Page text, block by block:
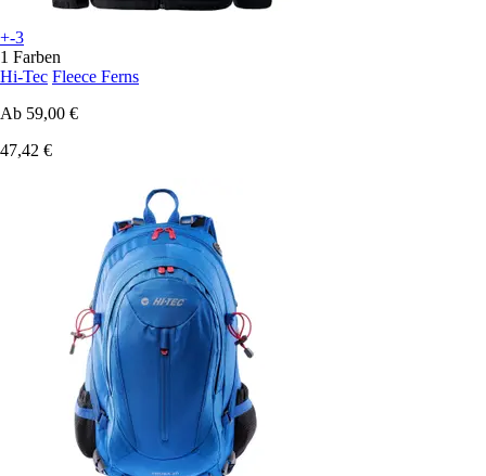
+-3
1 Farben
Hi-Tec Fleece Ferns
Ab 59,00 €
47,42 €